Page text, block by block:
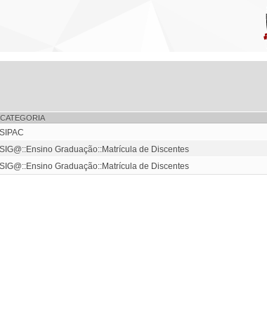
CATEGORIA
SIPAC
SIG@::Ensino Graduação::Matrícula de Discentes
SIG@::Ensino Graduação::Matrícula de Discentes